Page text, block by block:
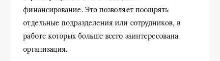
финансирование. Это позволяет поощрять
отдельные подразделения или сотрудников, в
работе которых больше всего заинтересована
организация.